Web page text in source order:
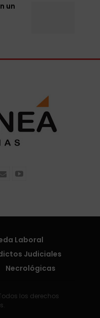
un
Laboral
Judiciales
Necrológicas
los derechos